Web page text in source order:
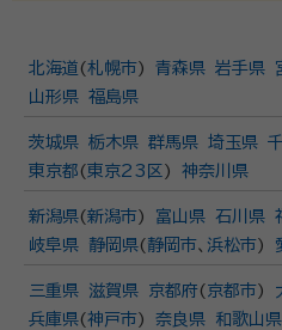
北海道 (札幌市) 青森県 岩手県
山形県 福島県
茨城県 栃木県 群馬県 埼玉県
東京都 ( 東京23区 ) 神奈川県
新潟県(新潟市) 富山県 石川県
岐阜県
静岡県( 静岡市、 浜松市)
三重県 滋賀県 京都府( 京都市)
兵庫県(神戸市) 奈良県 和歌山県